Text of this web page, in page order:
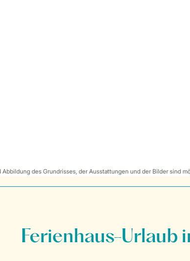
des Grundrisses, der Ausstattungen und der Bilder sind
Ferienhaus-Urlaub